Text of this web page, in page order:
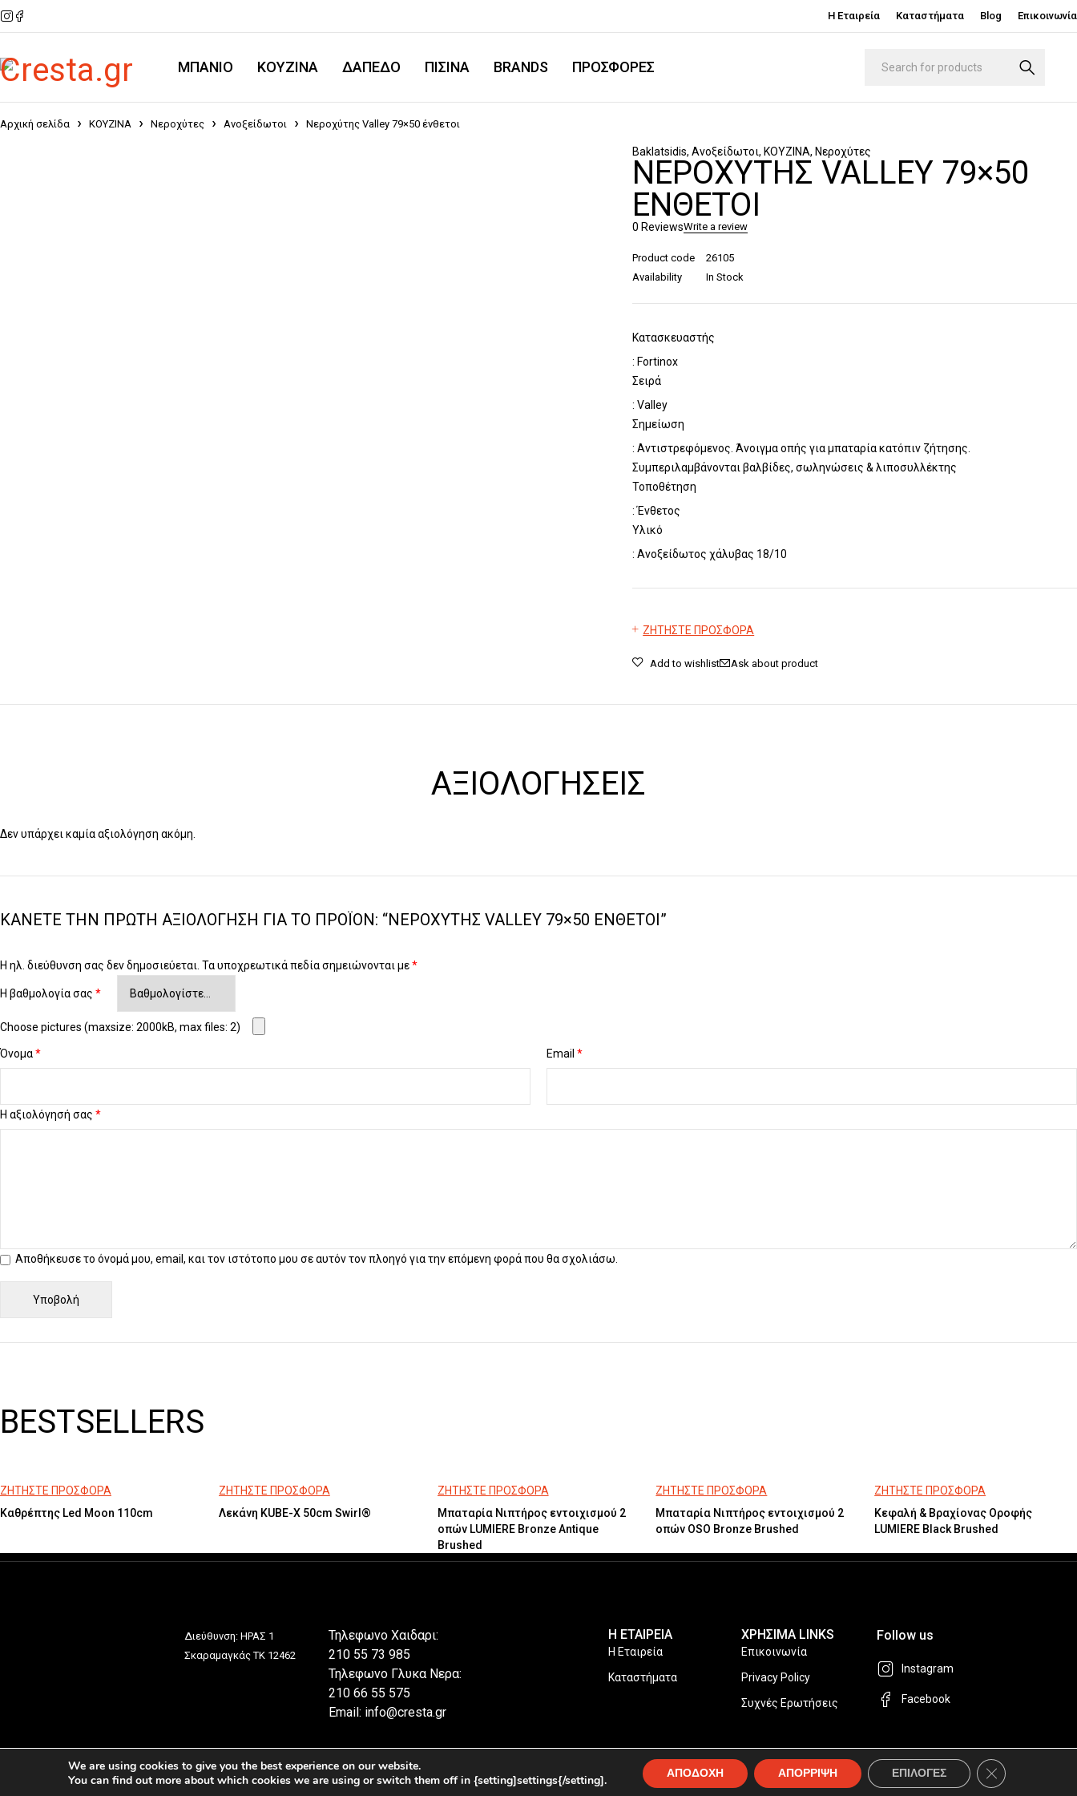
Η Εταιρεία Καταστήματα Blog Επικοινωνία
ΜΠΑΝΙΟ KOYZINA ΔΑΠΕΔΟ ΠΙΣΙΝΑ BRANDS ΠΡΟΣΦΟΡΕΣ
Αρχική σελίδα ΚΟΥΖΙΝΑ Νεροχύτες Ανοξείδωτοι Νεροχύτης Valley 79×50 ένθετοι
Baklatsidis,Ανοξείδωτοι, ΚΟΥΖΙΝΑ, Νεροχύτες
ΝΕΡΟΧΎΤΗΣ VALLEY 79×50
ΈΝΘΕΤΟΙ
0 ReviewsWrite a review
Product code
26105
Availability
In Stock
Κατασκευαστής
: Fortinox
Σειρά
: Valley
Σημείωση
: Αντιστρεφόμενος. Άνοιγμα οπής για μπαταρία κατόπιν ζήτησης.
Συμπεριλαμβάνονται βαλβίδες, σωληνώσεις & λιποσυλλέκτης
Τοποθέτηση
: Ένθετος
Υλικό
: Ανοξείδωτος χάλυβας 18/10
ΖΗΤΗΣΤΕ ΠΡΟΣΦΟΡΑ
Ask about product
ΑΞΙΟΛΟΓΉΣΕΙΣ
Δεν υπάρχει καμία αξιολόγηση ακόμη.
ΚΆΝΕΤΕ ΤΗΝ ΠΡΏΤΗ ΑΞΙΟΛΌΓΗΣΗ ΓΙΑ ΤΟ ΠΡΟΪΌΝ: “ΝΕΡΟΧΎΤΗΣ VALLEY 79×50 ΈΝΘΕΤΟΙ”
Η ηλ. διεύθυνση σας δεν δημοσιεύεται. Τα υποχρεωτικά πεδία σημειώνονται με*
Η βαθμολογία σας *
Η αξιολόγησή σας *
Choose pictures (maxsize: 2000kB, max files: 2)
Όνομα* Email *
Αποθήκευσε το όνομά μου, email, και τον ιστότοπο μου σε αυτόν τον πλοηγό για την επόμενη φορά που θα σχολιάσω.
BESTSELLERS
ΖΗΤΗΣΤΕ ΠΡΟΣΦΟΡΑ
Καθρέπτης Led Moon 110cm
ΖΗΤΗΣΤΕ ΠΡΟΣΦΟΡΑ
Λεκάνη KUBE-X 50cm Swirl®
ΖΗΤΗΣΤΕ ΠΡΟΣΦΟΡΑ
Μπαταρία Νιπτήρος εντοιχισμού 2
οπών LUMIERE Bronze Antique
Brushed
ΖΗΤΗΣΤΕ ΠΡΟΣΦΟΡΑ
Μπαταρία Νιπτήρος εντοιχισμού 2
οπών OSO Bronze Brushed
ΖΗΤΗΣΤΕ ΠΡΟΣΦΟΡΑ
Κεφαλή & Βραχίονας Οροφής
LUMIERE Black Brushed
Διεύθυνση: ΗΡΑΣ 1
Σκαραμαγκάς ΤΚ 12462
Τηλεφωνο Χαιδαρι:
210 55 73 985
Τηλεφωνο Γλυκα Νερα:
210 66 55 575
Email: info@cresta.gr
Η ΕΤΑΙΡΕΙΑ
Η Εταιρεία
Καταστήματα
ΧΡΗΣΙΜΑ LINKS
Επικοινωνία
Privacy Policy
Συχνές Ερωτήσεις
Follow us
Instagram
Facebook
We are using cookies to give you the best experience on our website.
You can find out more about which cookies we are using or switch them off in {setting]settings{/setting].
ΑΠΟΔΟΧΗ ΑΠΟΡΡΙΨΗ ΕΠΙΛΟΓΕΣ Κλείσιμο του